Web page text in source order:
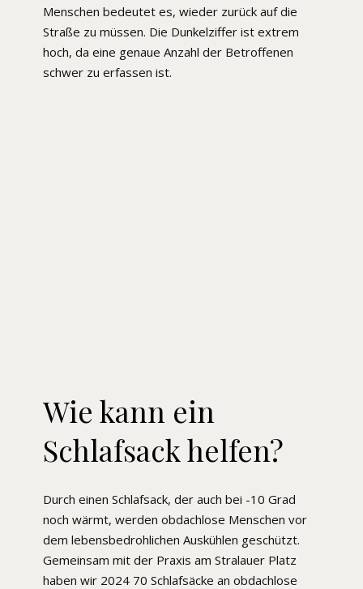
Menschen bedeutet es, wieder zurück auf die
Straße zu müssen. Die Dunkelziffer ist extrem
hoch, da eine genaue Anzahl der Betroffenen
schwer zu erfassen ist.
Wie kann ein
Schlafsack helfen?
Durch einen Schlafsack, der auch bei -10 Grad
noch wärmt, werden obdachlose Menschen vor
dem lebensbedrohlichen Auskühlen geschützt.
Gemeinsam mit der Praxis am Stralauer Platz
haben wir 2024 70 Schlafsäcke an obdachlose